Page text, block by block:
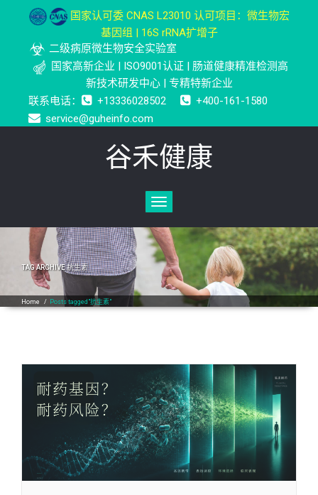
国家认可委 CNAS L23010 认可项目：微生物宏
基因组 | 16S rRNA扩增子
二级病原微生物安全实验室
国家高新企业 | ISO9001认证 | 肠道健康精准检测高
新技术研发中心 | 专精特新企业
联系电话：
+13336028502
+400-161-1580
service@guheinfo.com
谷禾健康
Toggle
navigation
TAG ARCHIVE抗生素
Home / Posts tagged"抗生素"